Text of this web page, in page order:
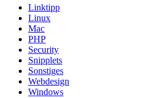
Linktipp
Linux
Mac
PHP
Security
Snipplets
Sonstiges
Webdesign
Windows